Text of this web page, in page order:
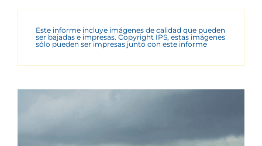
Este informe incluye imágenes de calidad que pueden
ser bajadas e impresas. Copyright IPS, estas imágenes
sólo pueden ser impresas junto con este informe